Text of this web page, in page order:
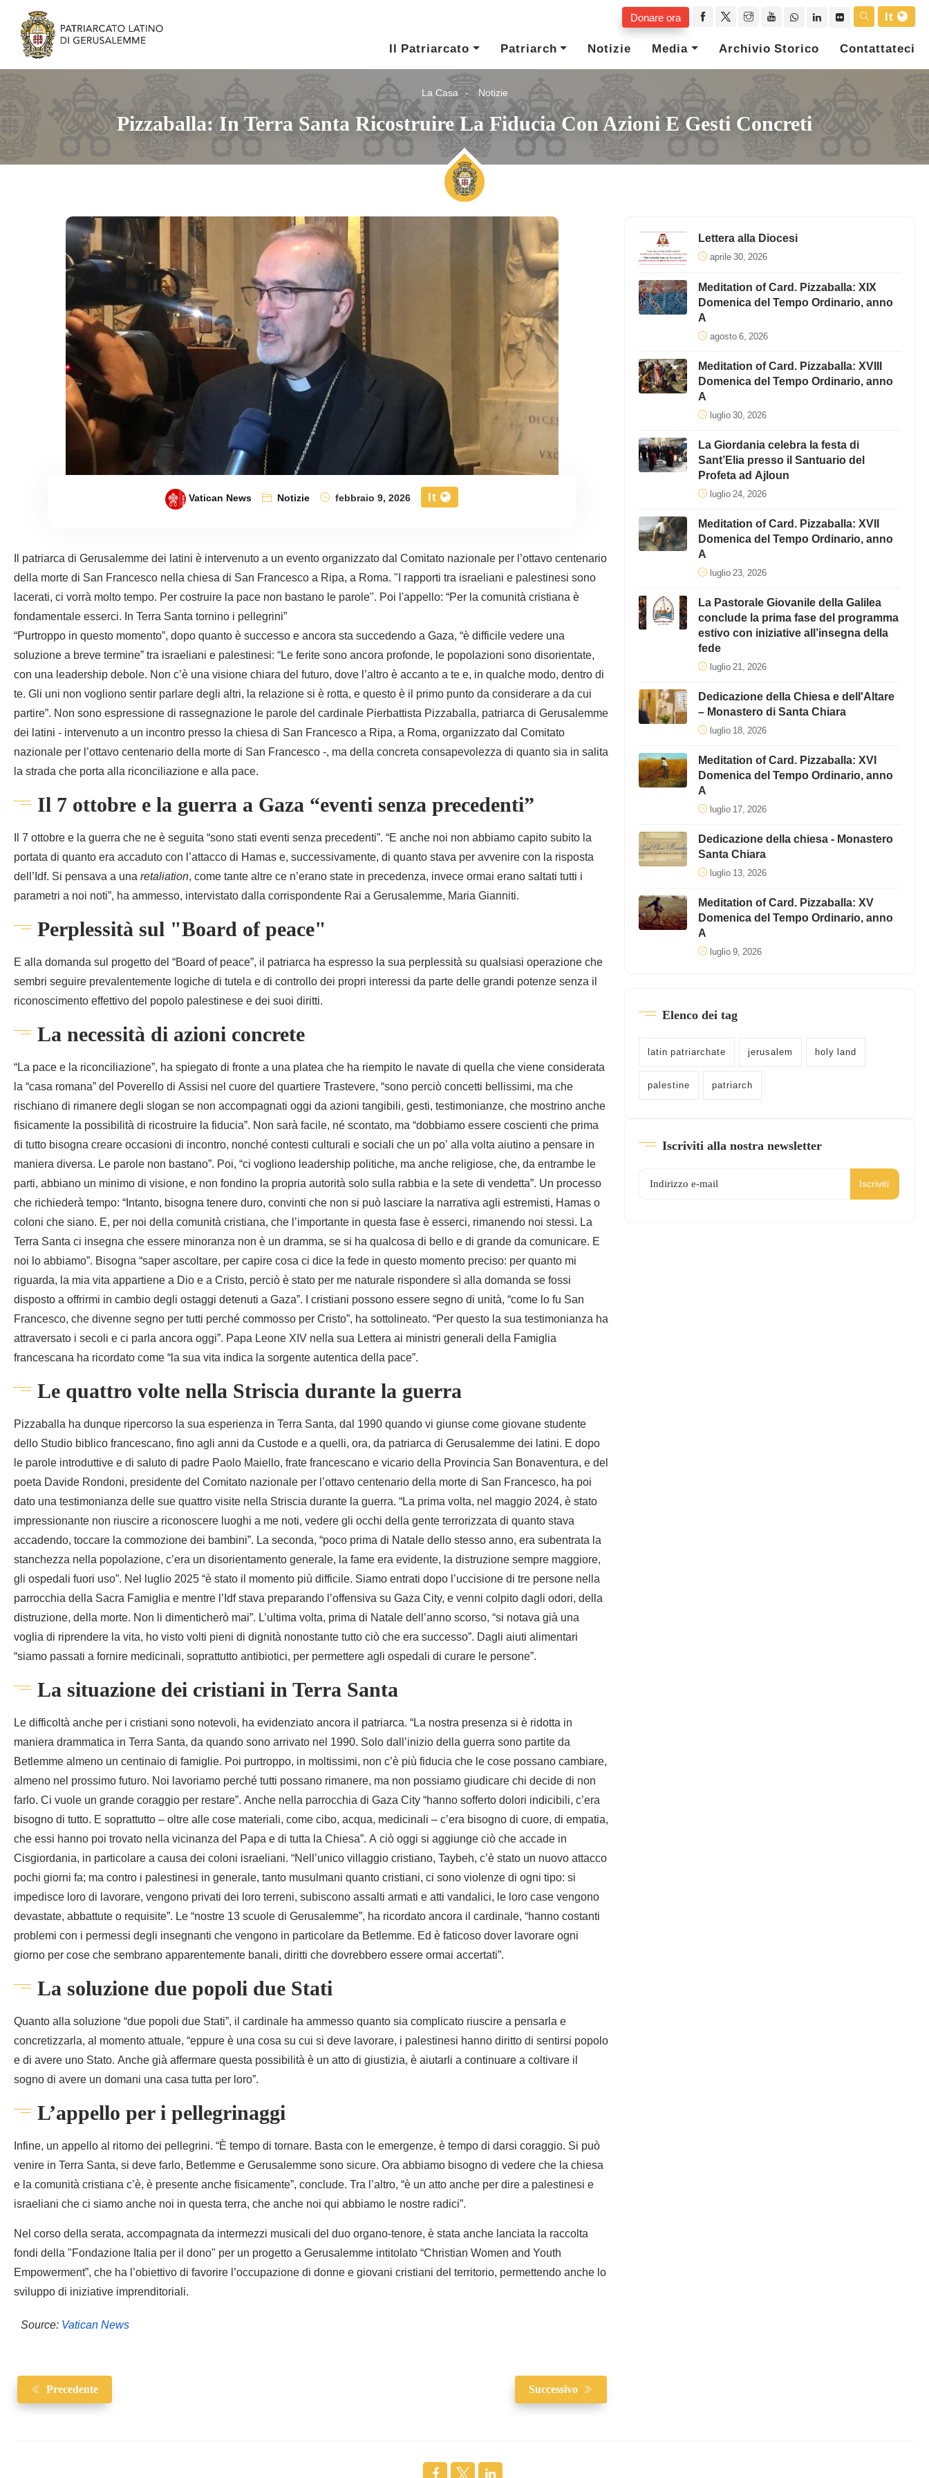
Donare ora
It
Il Patriarcato
Patriarch Notizie Media Archivio Storico Contattateci
La Casa Notizie
Pizzaballa: In Terra Santa Ricostruire La Fiducia Con Azioni E Gesti Concreti
Vatican News Notizie febbraio 9, 2026 It
Il patriarca di Gerusalemme dei latini è intervenuto a un evento organizzato dal Comitato nazionale per l’ottavo centenario
della morte di San Francesco nella chiesa di San Francesco a Ripa, a Roma. "I rapporti tra israeliani e palestinesi sono
lacerati, ci vorrà molto tempo. Per costruire la pace non bastano le parole". Poi l'appello: “Per la comunità cristiana è
fondamentale esserci. In Terra Santa tornino i pellegrini”
“Purtroppo in questo momento”, dopo quanto è successo e ancora sta succedendo a Gaza, “è difficile vedere una
soluzione a breve termine” tra israeliani e palestinesi: “Le ferite sono ancora profonde, le popolazioni sono disorientate,
con una leadership debole. Non c’è una visione chiara del futuro, dove l’altro è accanto a te e, in qualche modo, dentro di
te. Gli uni non vogliono sentir parlare degli altri, la relazione si è rotta, e questo è il primo punto da considerare a da cui
partire”. Non sono espressione di rassegnazione le parole del cardinale Pierbattista Pizzaballa, patriarca di Gerusalemme
dei latini - intervenuto a un incontro presso la chiesa di San Francesco a Ripa, a Roma, organizzato dal Comitato
nazionale per l’ottavo centenario della morte di San Francesco -, ma della concreta consapevolezza di quanto sia in salita
la strada che porta alla riconciliazione e alla pace.
Il 7 ottobre e la guerra a Gaza “eventi senza precedenti”
Il 7 ottobre e la guerra che ne è seguita “sono stati eventi senza precedenti”. “E anche noi non abbiamo capito subito la
portata di quanto era accaduto con l’attacco di Hamas e, successivamente, di quanto stava per avvenire con la risposta
dell’Idf. Si pensava a unaretaliation, come tante altre ce n’erano state in precedenza, invece ormai erano saltati tutti i
parametri a noi noti”, ha ammesso, intervistato dalla corrispondente Rai a Gerusalemme, Maria Gianniti.
Perplessità sul "Board of peace"
E alla domanda sul progetto del “Board of peace”, il patriarca ha espresso la sua perplessità su qualsiasi operazione che
sembri seguire prevalentemente logiche di tutela e di controllo dei propri interessi da parte delle grandi potenze senza il
riconoscimento effettivo del popolo palestinese e dei suoi diritti.
La necessità di azioni concrete
“La pace e la riconciliazione”, ha spiegato di fronte a una platea che ha riempito le navate di quella che viene considerata
la “casa romana” del Poverello di Assisi nel cuore del quartiere Trastevere, “sono perciò concetti bellissimi, ma che
rischiano di rimanere degli slogan se non accompagnati oggi da azioni tangibili, gesti, testimonianze, che mostrino anche
fisicamente la possibilità di ricostruire la fiducia”. Non sarà facile, né scontato, ma “dobbiamo essere coscienti che prima
di tutto bisogna creare occasioni di incontro, nonché contesti culturali e sociali che un po’ alla volta aiutino a pensare in
maniera diversa. Le parole non bastano”. Poi, “ci vogliono leadership politiche, ma anche religiose, che, da entrambe le
parti, abbiano un minimo di visione, e non fondino la propria autorità solo sulla rabbia e la sete di vendetta”. Un processo
che richiederà tempo: “Intanto, bisogna tenere duro, convinti che non si può lasciare la narrativa agli estremisti, Hamas o
coloni che siano. E, per noi della comunità cristiana, che l’importante in questa fase è esserci, rimanendo noi stessi. La
Terra Santa ci insegna che essere minoranza non è un dramma, se si ha qualcosa di bello e di grande da comunicare. E
noi lo abbiamo”. Bisogna “saper ascoltare, per capire cosa ci dice la fede in questo momento preciso: per quanto mi
riguarda, la mia vita appartiene a Dio e a Cristo, perciò è stato per me naturale rispondere sì alla domanda se fossi
disposto a offrirmi in cambio degli ostaggi detenuti a Gaza”. I cristiani possono essere segno di unità, “come lo fu San
Francesco, che divenne segno per tutti perché commosso per Cristo”, ha sottolineato. “Per questo la sua testimonianza ha
attraversato i secoli e ci parla ancora oggi”. Papa Leone XIV nella sua Lettera ai ministri generali della Famiglia
francescana ha ricordato come “la sua vita indica la sorgente autentica della pace”.
Le quattro volte nella Striscia durante la guerra
Pizzaballa ha dunque ripercorso la sua esperienza in Terra Santa, dal 1990 quando vi giunse come giovane studente
dello Studio biblico francescano, fino agli anni da Custode e a quelli, ora, da patriarca di Gerusalemme dei latini. E dopo
le parole introduttive e di saluto di padre Paolo Maiello, frate francescano e vicario della Provincia San Bonaventura, e del
poeta Davide Rondoni, presidente del Comitato nazionale per l’ottavo centenario della morte di San Francesco, ha poi
dato una testimonianza delle sue quattro visite nella Striscia durante la guerra. “La prima volta, nel maggio 2024, è stato
impressionante non riuscire a riconoscere luoghi a me noti, vedere gli occhi della gente terrorizzata di quanto stava
accadendo, toccare la commozione dei bambini”. La seconda, “poco prima di Natale dello stesso anno, era subentrata la
stanchezza nella popolazione, c’era un disorientamento generale, la fame era evidente, la distruzione sempre maggiore,
gli ospedali fuori uso”. Nel luglio 2025 “è stato il momento più difficile. Siamo entrati dopo l’uccisione di tre persone nella
parrocchia della Sacra Famiglia e mentre l’Idf stava preparando l’offensiva su Gaza City, e venni colpito dagli odori, della
distruzione, della morte. Non li dimenticherò mai”. L’ultima volta, prima di Natale dell’anno scorso, “si notava già una
voglia di riprendere la vita, ho visto volti pieni di dignità nonostante tutto ciò che era successo”. Dagli aiuti alimentari
“siamo passati a fornire medicinali, soprattutto antibiotici, per permettere agli ospedali di curare le persone”.
La situazione dei cristiani in Terra Santa
Le difficoltà anche per i cristiani sono notevoli, ha evidenziato ancora il patriarca. “La nostra presenza si è ridotta in
maniera drammatica in Terra Santa, da quando sono arrivato nel 1990. Solo dall’inizio della guerra sono partite da
Betlemme almeno un centinaio di famiglie. Poi purtroppo, in moltissimi, non c’è più fiducia che le cose possano cambiare,
almeno nel prossimo futuro. Noi lavoriamo perché tutti possano rimanere, ma non possiamo giudicare chi decide di non
farlo. Ci vuole un grande coraggio per restare”. Anche nella parrocchia di Gaza City “hanno sofferto dolori indicibili, c’era
bisogno di tutto. E soprattutto – oltre alle cose materiali, come cibo, acqua, medicinali – c’era bisogno di cuore, di empatia,
che essi hanno poi trovato nella vicinanza del Papa e di tutta la Chiesa”. A ciò oggi si aggiunge ciò che accade in
Cisgiordania, in particolare a causa dei coloni israeliani. “Nell’unico villaggio cristiano, Taybeh, c’è stato un nuovo attacco
pochi giorni fa; ma contro i palestinesi in generale, tanto musulmani quanto cristiani, ci sono violenze di ogni tipo: si
impedisce loro di lavorare, vengono privati dei loro terreni, subiscono assalti armati e atti vandalici, le loro case vengono
devastate, abbattute o requisite”. Le “nostre 13 scuole di Gerusalemme”, ha ricordato ancora il cardinale, “hanno costanti
problemi con i permessi degli insegnanti che vengono in particolare da Betlemme. Ed è faticoso dover lavorare ogni
giorno per cose che sembrano apparentemente banali, diritti che dovrebbero essere ormai accertati”.
La soluzione due popoli due Stati
Quanto alla soluzione “due popoli due Stati”, il cardinale ha ammesso quanto sia complicato riuscire a pensarla e
concretizzarla, al momento attuale, “eppure è una cosa su cui si deve lavorare, i palestinesi hanno diritto di sentirsi popolo
e di avere uno Stato. Anche già affermare questa possibilità è un atto di giustizia, è aiutarli a continuare a coltivare il
sogno di avere un domani una casa tutta per loro”.
L’appello per i pellegrinaggi
Infine, un appello al ritorno dei pellegrini. “È tempo di tornare. Basta con le emergenze, è tempo di darsi coraggio. Si può
venire in Terra Santa, si deve farlo, Betlemme e Gerusalemme sono sicure. Ora abbiamo bisogno di vedere che la chiesa
e la comunità cristiana c’è, è presente anche fisicamente”, conclude. Tra l’altro, “è un atto anche per dire a palestinesi e
israeliani che ci siamo anche noi in questa terra, che anche noi qui abbiamo le nostre radici”.
Nel corso della serata, accompagnata da intermezzi musicali del duo organo-tenore, è stata anche lanciata la raccolta
fondi della "Fondazione Italia per il dono" per un progetto a Gerusalemme intitolato “Christian Women and Youth
Empowerment”, che ha l’obiettivo di favorire l’occupazione di donne e giovani cristiani del territorio, permettendo anche lo
sviluppo di iniziative imprenditoriali.
Source:Vatican News
Precedente Successivo
Lettera alla Diocesi
aprile 30, 2026
Meditation of Card. Pizzaballa: XIX
Domenica del Tempo Ordinario, anno
A
agosto 6, 2026
Meditation of Card. Pizzaballa: XVIII
Domenica del Tempo Ordinario, anno
A
luglio 30, 2026
La Giordania celebra la festa di
Sant’Elia presso il Santuario del
Profeta ad Ajloun
luglio 24, 2026
Meditation of Card. Pizzaballa: XVII
Domenica del Tempo Ordinario, anno
A
luglio 23, 2026
La Pastorale Giovanile della Galilea
conclude la prima fase del programma
estivo con iniziative all’insegna della
fede
luglio 21, 2026
Dedicazione della Chiesa e dell'Altare
– Monastero di Santa Chiara
luglio 18, 2026
Meditation of Card. Pizzaballa: XVI
Domenica del Tempo Ordinario, anno
A
luglio 17, 2026
Dedicazione della chiesa - Monastero
Santa Chiara
luglio 13, 2026
Meditation of Card. Pizzaballa: XV
Domenica del Tempo Ordinario, anno
A
luglio 9, 2026
Elenco dei tag
latin patriarchate jerusalem
holy land
palestine
patriarch
Iscriviti alla nostra newsletter
Iscriviti